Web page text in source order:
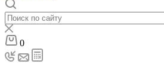
0